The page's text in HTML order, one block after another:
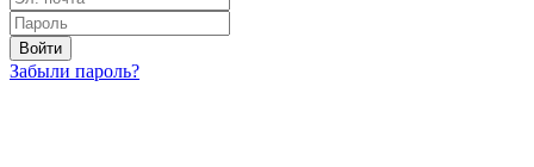
Войти
Забыли пароль?